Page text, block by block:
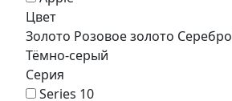
Цвет
Золото Розовое золото Серебро
Тёмно-серый
Серия
Series 10